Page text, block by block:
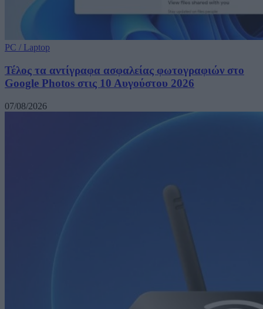
PC / Laptop
Τέλος τα αντίγραφα ασφαλείας φωτογραφιών στο
Google Photos στις 10 Αυγούστου 2026
07/08/2026